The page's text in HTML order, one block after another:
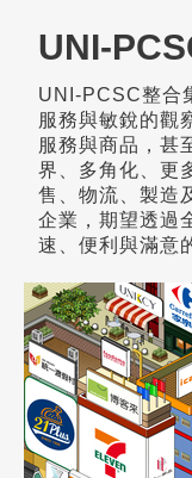
UNI-
UNI-PCSC整合
服務與敏銳的觀
服務與商品，甚
界、多角化、更
售、物流、製造
企業，期望透過
速、便利與滿意